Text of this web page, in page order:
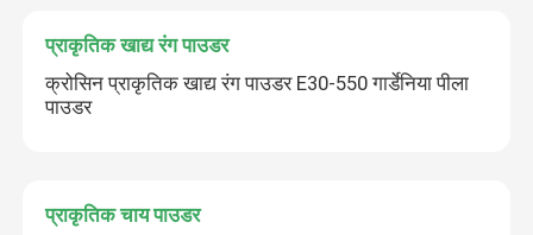
प्राकृतिक खाद्य रंग पाउडर
क्रोसिन प्राकृतिक खाद्य रंग पाउडर E30-550 गार्डेनिया पीला
पाउडर
प्राकृतिक चाय पाउडर